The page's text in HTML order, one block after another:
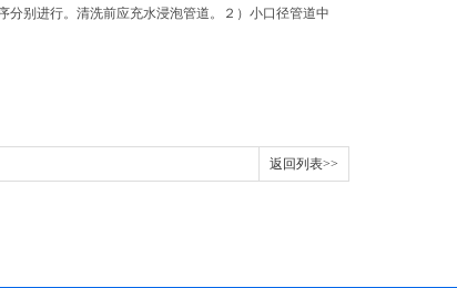
别进行。清洗前应充水浸泡管道。２）小口径管道中
返回列表>>